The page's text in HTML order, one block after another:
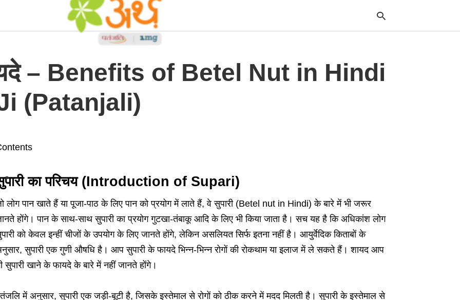
– Benefits of Betel Nut in Hindi
(Patanjali)
का परिचय (Introduction of Supari)
लोग पान खाते हैं या पूजा-पाठ के लिए पान को प्रयोग में लाते हैं, वे सुपारी (Betel nut in Hindi) के बारे में भी जरूर
होंगे। पान के साथ-साथ सुपारी का प्रयोग गुटखा-तंबाकू आदि के लिए भी किया जाता है। सच यह है कि अधिकांश लोग
को केवल इन्हीं चीजों के उपयोग के लिए जानते होंगे, लेकिन असलियत सिर्फ इतना नहीं है। आयुर्वेदिक किताबों के
सुपारी एक गुणी औषधि है। आप सुपारी के फायदे भिन्न-भिन्न रोगों की रोकथाम या इलाज में ले सकते हैं। शायद आप
सुपारी खाने के फायदे के बारे में नहीं जानते होंगे।
में अनुसार, सुपारी एक जड़ी-बूटी है, जिसके इस्तेमाल से रोगों को ठीक करने में मदद मिलती है। सुपारी के इस्तेमाल से